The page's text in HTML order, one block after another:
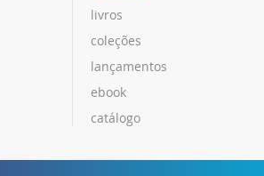
livros
coleções
lançamentos
ebook
catálogo